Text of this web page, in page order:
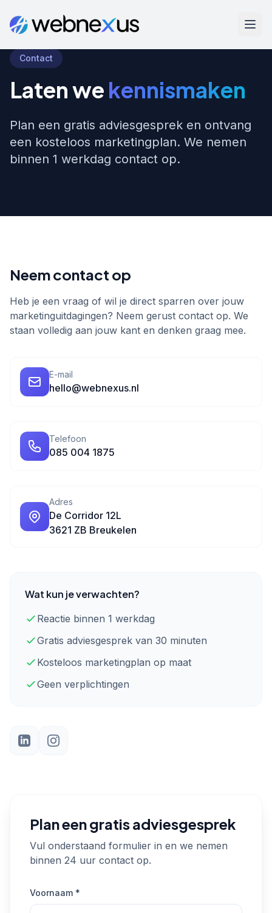
Contact
Laten we kennismaken
Plan een gratis adviesgesprek en ontvang
een kosteloos marketingplan. We nemen
binnen 1 werkdag contact op.
Neem contact op
Heb je een vraag of wil je direct sparren over jouw
marketinguitdagingen? Neem gerust contact op. We
staan volledig aan jouw kant en denken graag mee.
E-mail
hello@webnexus.nl
Telefoon
085 004 1875
Adres
De Corridor 12L
3621 ZB Breukelen
Wat kun je verwachten?
Reactie binnen 1 werkdag
Gratis adviesgesprek van 30 minuten
Kosteloos marketingplan op maat
Geen verplichtingen
Plan een gratis adviesgesprek
Vul onderstaand formulier in en we nemen
binnen 24 uur contact op.
Voornaam *